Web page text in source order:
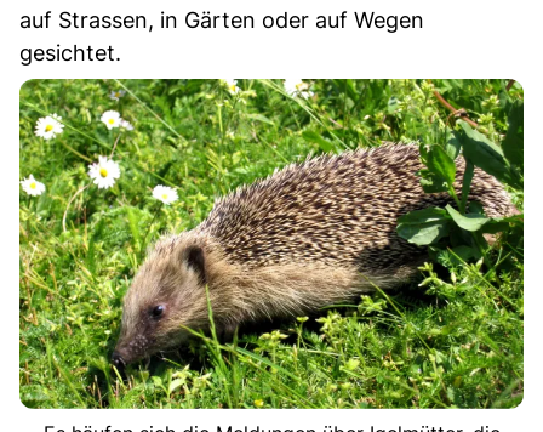
auf Strassen, in Gärten oder auf Wegen
gesichtet.